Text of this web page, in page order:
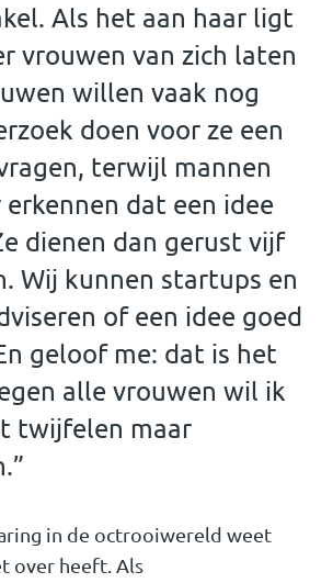
Als het aan haar ligt
vrouwen van zich laten
willen vaak nog
doen voor ze een
terwijl mannen
dat een idee
dienen dan gerust vijf
Wij kunnen startups en
of een idee goed
geloof me: dat is het
alle vrouwen wil ik
twijfelen maar
in de octrooiwereld weet
over heeft. Als